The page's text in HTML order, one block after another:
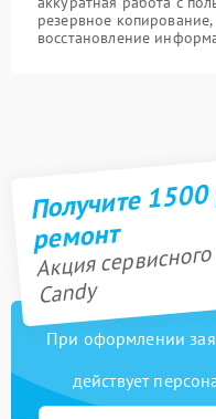
резервное
восстановление
Получите
ремонт
Акция
Candy
При оформлении
действует